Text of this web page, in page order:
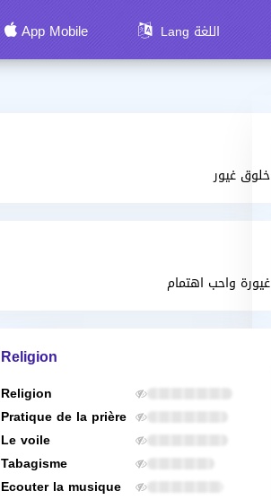
App Mobile Lang اللغة
خلوق غيور
غيورة واحب اهتمام
Religion
Religion
Pratique de la prière
Le voile
Tabagisme
Ecouter la musique